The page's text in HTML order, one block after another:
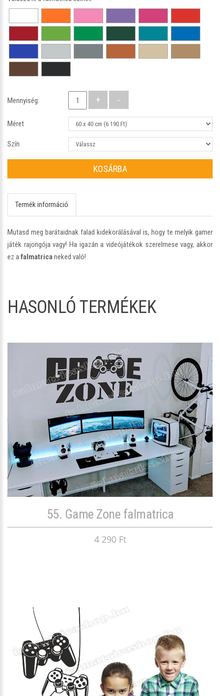
Mennyiség:
Méret
Szín
KOSÁRBA
Termék információ
Mutasd meg barátaidnak falad kidekorálásával is, hogy te melyik gamer
játék rajongója vagy! Ha igazán a videójátékok szerelmese vagy, akkor
ez a falmatrica neked való!
HASONLÓ TERMÉKEK
55. Game Zone falmatrica
4 290 Ft